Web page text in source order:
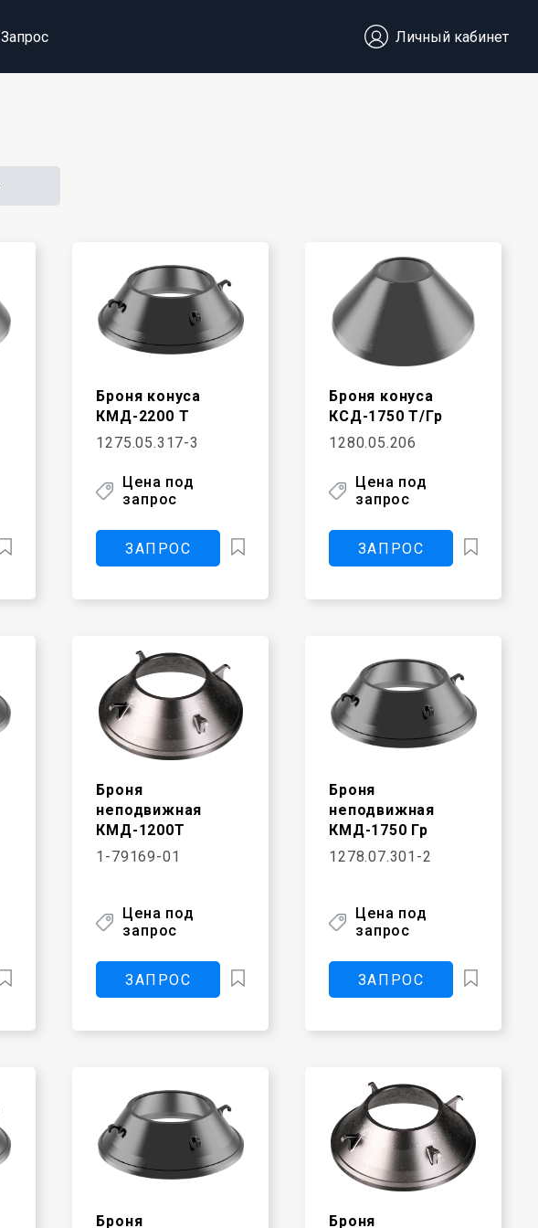
Запрос Личный кабинет
Броня конуса
КМД-2200 Т
1275.05.317-3
Цена под
запрос
ЗАПРОС
Броня конуса
КСД-1750 Т/Гр
1280.05.206
Цена под
запрос
ЗАПРОС
Броня
неподвижная
КМД-1200Т
1-79169-01
Цена под
запрос
ЗАПРОС
Броня
неподвижная
КМД-1750 Гр
1278.07.301-2
Цена под
запрос
ЗАПРОС
Броня Броня